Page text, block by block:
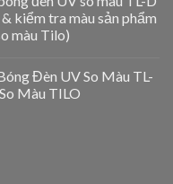
kiểm tra màu sản phẩm
màu Tilo)
Đèn UV So Màu TL-
Màu TILO